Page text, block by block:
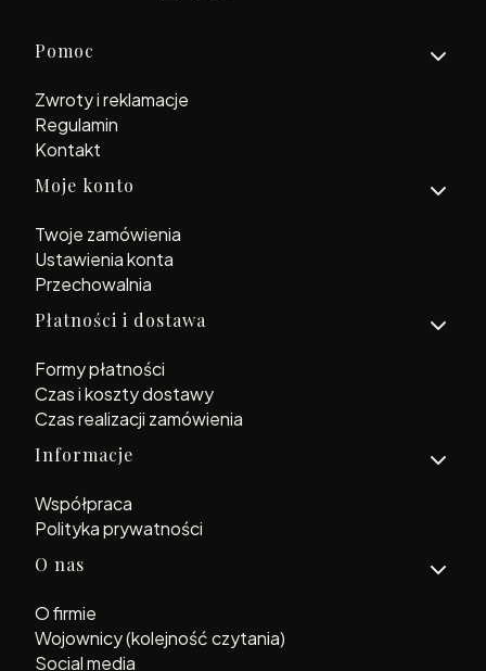
Linki w stopce
Pomoc
Zwroty i reklamacje
Regulamin
Kontakt
Moje konto
Twoje zamówienia
Ustawienia konta
Przechowalnia
Płatności i dostawa
Formy płatności
Czas i koszty dostawy
Czas realizacji zamówienia
Informacje
Współpraca
Polityka prywatności
O nas
O firmie
Wojownicy (kolejność czytania)
Social media